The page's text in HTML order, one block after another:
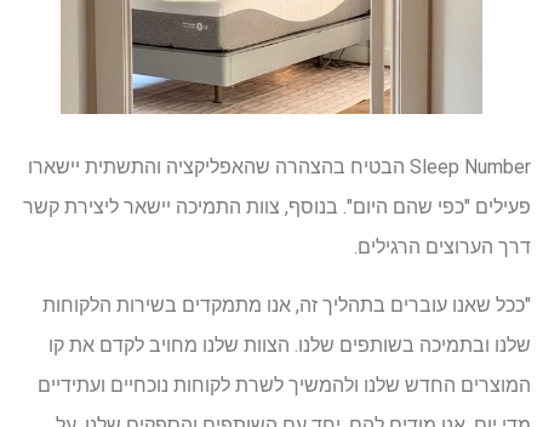
Sleep Number הבטיח בהצהרה שהאפליקציה והתשתית יישארו
פעילים "כפי שהם היום". בנוסף, צוות התמיכה יישאר ליצירת קשר
דרך הערוצים הרגילים.
"ככל שאנו עוברים בתהליך זה, אנו מתמקדים בשירות הלקוחות
שלנו ובתמיכה בשותפים שלנו. הצוות שלנו מחויב לקדם את קו
המוצרים החדש שלנו ולהמשיך לשרת לקוחות נוכחיים ועתידיים